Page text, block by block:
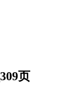
页